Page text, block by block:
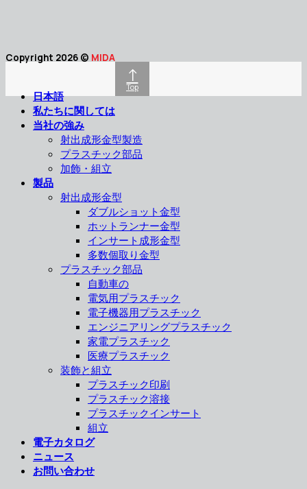
Copyright 2026 © MIDA
↑
Top
日本語
私たちに関しては
当社の強み
射出成形金型製造
プラスチック部品
加飾・組立
製品
射出成形金型
ダブルショット金型
ホットランナー金型
インサート成形金型
多数個取り金型
プラスチック部品
自動車の
電気用プラスチック
電子機器用プラスチック
エンジニアリングプラスチック
家電プラスチック
医療プラスチック
装飾と組立
プラスチック印刷
プラスチック溶接
プラスチックインサート
組立
電子カタログ
ニュース
お問い合わせ